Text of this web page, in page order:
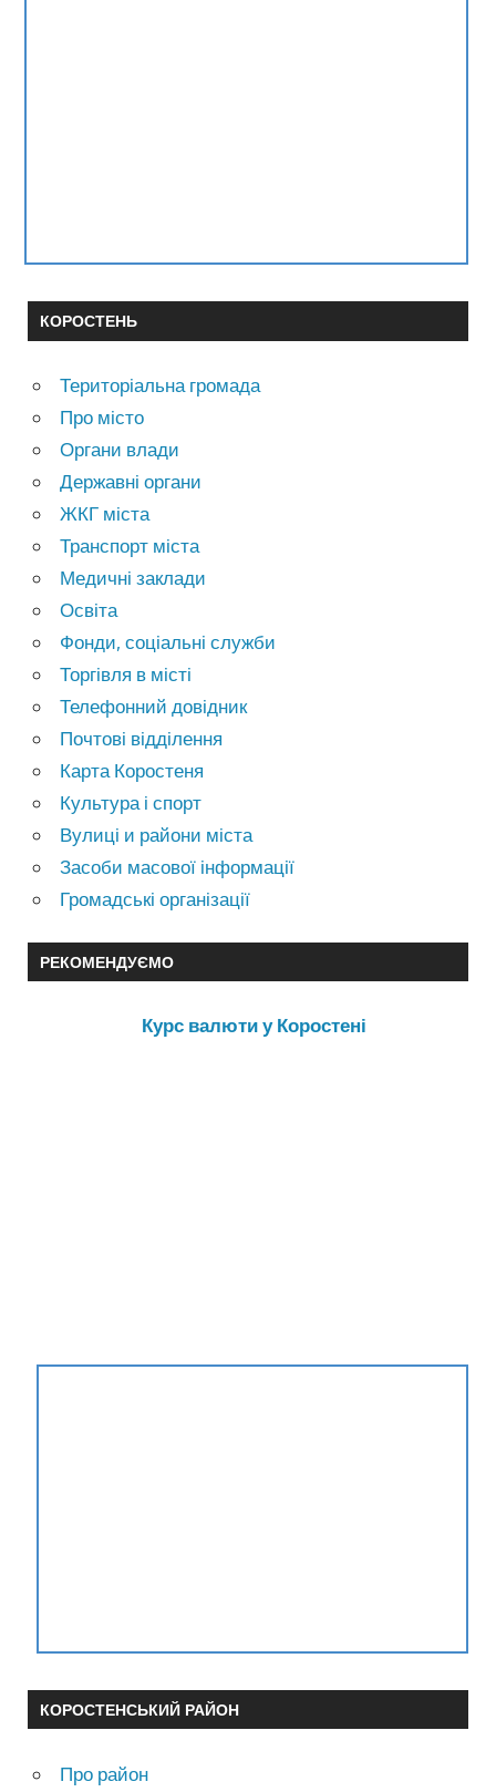
КОРОСТЕНЬ
Територіальна громада
Про місто
Органи влади
Державні органи
ЖКГ міста
Транспорт міста
Медичні заклади
Освіта
Фонди, соціальні служби
Торгівля в місті
Телефонний довідник
Почтові відділення
Карта Коростеня
Культура і спорт
Вулиці и райони міста
Засоби масової інформації
Громадські організації
РЕКОМЕНДУЄМО
Курс валюти у Коростені
КОРОСТЕНСЬКИЙ РАЙОН
Про район